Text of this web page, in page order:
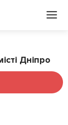
Дніпро